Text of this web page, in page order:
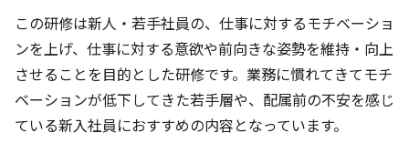
この研修は新人・若手社員の、仕事に対するモチベーショ
ンを上げ、仕事に対する意欲や前向きな姿勢を維持・向上
させることを目的とした研修です。業務に慣れてきてモチ
ベーションが低下してきた若手層や、配属前の不安を感じ
ている新入社員におすすめの内容となっています。